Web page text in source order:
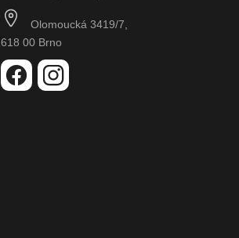
Olomoucká 3419/7,
618 00 Brno